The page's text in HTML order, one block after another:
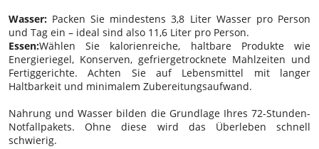
Wasser: Packen Sie mindestens 3,8 Liter Wasser pro Person
und Tag ein – ideal sind also 11,6 Liter pro Person.
Essen:Wählen Sie kalorienreiche, haltbare Produkte wie
Energieriegel, Konserven, gefriergetrocknete Mahlzeiten und
Fertiggerichte. Achten Sie auf Lebensmittel mit langer
Haltbarkeit und minimalem Zubereitungsaufwand.
Nahrung und Wasser bilden die Grundlage Ihres 72-Stunden-
Notfallpakets. Ohne diese wird das Überleben schnell
schwierig.